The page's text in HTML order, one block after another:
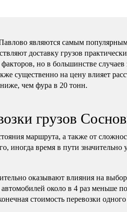
являются самым
доставку грузов
но в большинстве
существенно на цену влияет
ниже, чем фура в 20 тонн.
грузов
маршрута, а также от
иногда время в пути значительно
оказывают влияния на
около в 4 раз меньше
стоимость перевозки